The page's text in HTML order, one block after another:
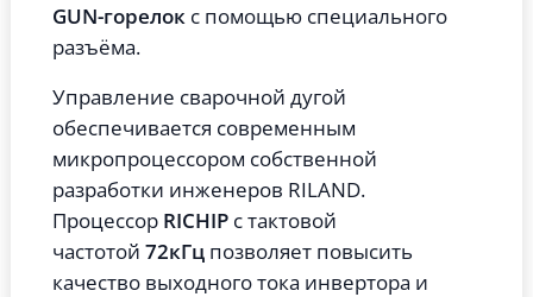
GUN-горелок с помощью специального
разъёма.
Управление сварочной дугой
обеспечивается современным
микропроцессором собственной
разработки инженеров RILAND.
Процессор RICHIP с тактовой
частотой 72кГц позволяет повысить
качество выходного тока инвертора и